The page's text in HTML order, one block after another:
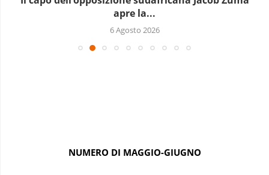
apre la...
6 Agosto 2026
NUMERO DI MAGGIO-GIUGNO